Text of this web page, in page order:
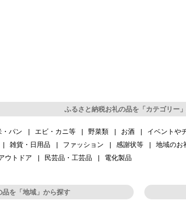
ふるさと納税お礼の品を「カテゴリー
・パン エビ・カニ等 野菜類 お酒 イベントや
雑貨・日用品 ファッション 感謝状等 地域のお
ウトドア 民芸品・工芸品 電化製品
を「地域」から探す